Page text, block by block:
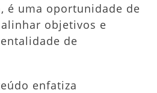
é uma oportunidade de
objetivos e
de
enfatiza